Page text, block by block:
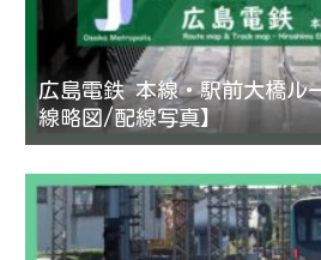
広島電鉄 本線・駅前大橋ル
線略図/配線写真】